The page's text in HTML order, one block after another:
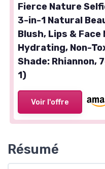
Fierce Nature
3-in-1 Natural
Blush, Lips &
Hydrating, Non-
Shade: Rhiannon,
1)
Voir l'offre
Résumé